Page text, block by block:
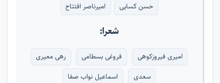
حسن کسایی
امیرناصر افتتاح
شعرا:
امیری فیروزکوهی فروغی بسطامی
رهی معیری
سعدی
اسماعیل نواب صفا